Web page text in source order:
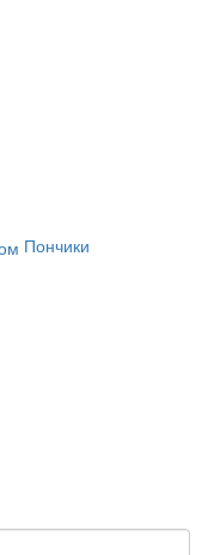
Пончики